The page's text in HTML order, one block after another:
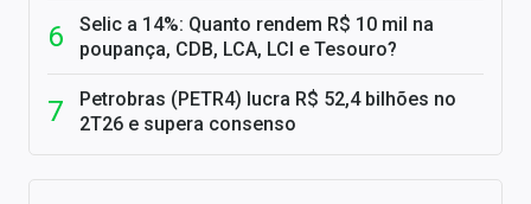
Selic a 14%: Quanto rendem R$ 10 mil na
poupança, CDB, LCA, LCI e Tesouro?
Petrobras (PETR4) lucra R$ 52,4 bilhões no
2T26 e supera consenso